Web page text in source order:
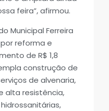
feira”, afirmou.
Municipal Ferreira
reforma e
de R$ 1,8
construção de
de alvenaria,
alta resistência,